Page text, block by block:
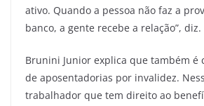
ativo. Quando a pessoa não faz a
banco, a gente recebe a relação”, diz.
Brunini Junior explica que também é
de aposentadorias por invalidez.
trabalhador que tem direito ao